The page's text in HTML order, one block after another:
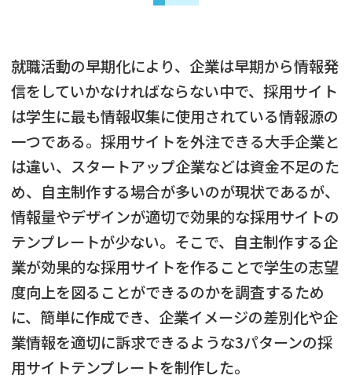
就職活動の早期化により、企業は早期から情報発
信をしていかなければならない中で、採用サイト
は学生に最も情報収集に使用されている情報源の
一つである。採用サイトを外注できる大手企業と
は違い、スタートアップ企業などは資金不足のた
め、自主制作する場合が多いのが現状であるが、
情報量やデザインが適切で効果的な採用サイトの
テンプレートが少ない。そこで、自主制作する企
業が効果的な採用サイトを作ることで学生の志望
度向上を図ることができるのかを調査するため
に、簡単に作成でき、企業イメージの差別化や企
業情報を適切に訴求できるような3パターンの採
用サイトテンプレートを制作した。